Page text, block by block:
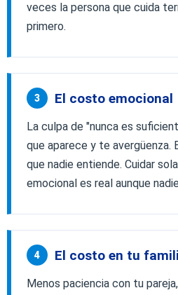
veces la persona que cuida
primero.
3 El costo emocional
La culpa de "nunca es
que aparece y te avergüenza.
que nadie entiende. Cuidar
emocional es real aunque
4 El costo en tu
Menos paciencia con tu